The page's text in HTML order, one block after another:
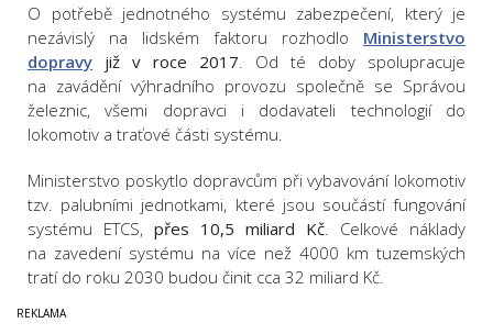
O potřebě jednotného systému zabezpečení, který je
nezávislý na lidském faktoru rozhodlo Ministerstvo
dopravy již v roce 2017 . Od té doby spolupracuje
na zavádění výhradního provozu společně se Správou
železnic, všemi dopravci i dodavateli technologií do
lokomotiv a traťové části systému.
Ministerstvo poskytlo dopravcům při vybavování lokomotiv
tzv. palubními jednotkami, které jsou součástí fungování
systému ETCS, přes 10,5 miliard Kč . Celkové náklady
na zavedení systému na více než 4000 km tuzemských
tratí do roku 2030 budou činit cca 32 miliard Kč.